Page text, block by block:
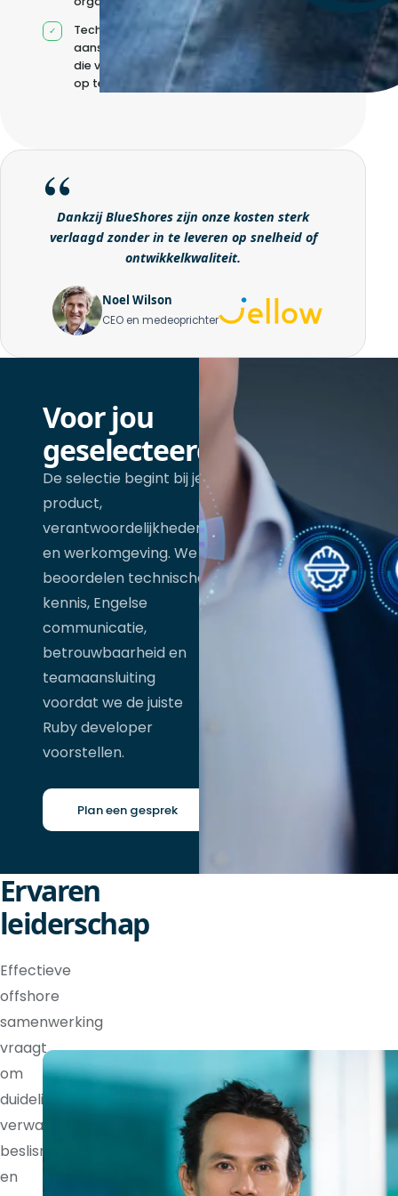
Technische
aansturing zonder
die volledig intern
op te bouwen
Dankzij BlueShores zijn onze kosten sterk
verlaagd zonder in te leveren op snelheid of
ontwikkelkwaliteit.
Noel Wilson
CEO en medeoprichter
Voor jou
geselecteerd
De selectie begint bij je
product,
verantwoordelijkheden
en werkomgeving. We
beoordelen technische
kennis, Engelse
communicatie,
betrouwbaarheid en
teamaansluiting
voordat we de juiste
Ruby developer
voorstellen.
Plan een gesprek
Ervaren
leiderschap
Effectieve
offshore
samenwerking
vraagt
om
duidelijke
verwachtingen,
beslisrechten
en